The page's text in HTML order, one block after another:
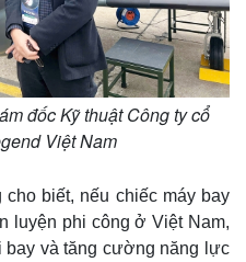
Thị trường
Giá vàng
đốc Kỹ thuật Công ty cổ
Việt Nam
biết, nếu chiếc máy bay
luyện phi công ở Việt Nam,
bay và tăng cường năng lực